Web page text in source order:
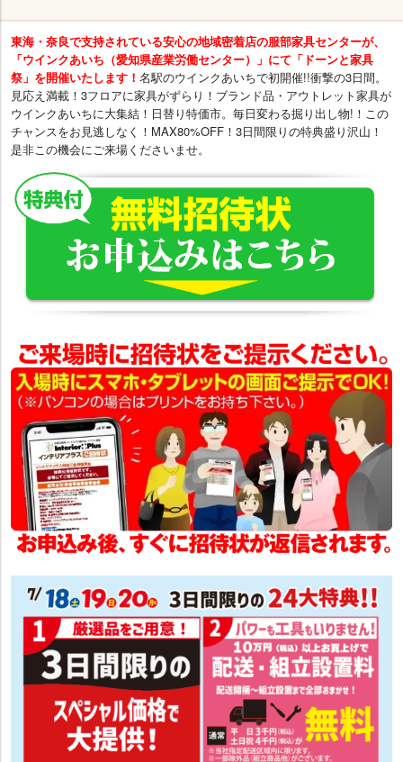
東海・奈良で支持されている安心の地域密着店の服部家具センターが、
「ウインクあいち（愛知県産業労働センター）」にて「ドーンと家具
祭」を開催いたします！ 名駅のウインクあいちで初開催!!衝撃の3日間。
見応え満載！3フロアに家具がずらり！ブランド品・アウトレット家具が
ウインクあいちに大集結！日替り特価市。毎日変わる掘り出し物!！この
チャンスをお見逃しなく！MAX80%OFF！3日間限りの特典盛り沢山！
是非この機会にご来場くださいませ。